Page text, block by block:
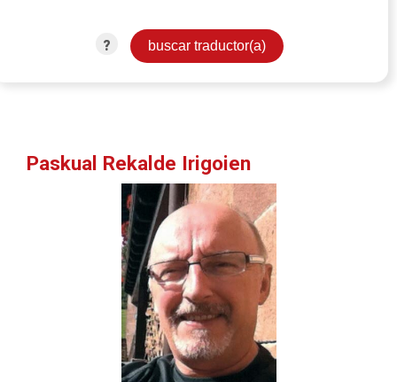
?
Paskual Rekalde Irigoien